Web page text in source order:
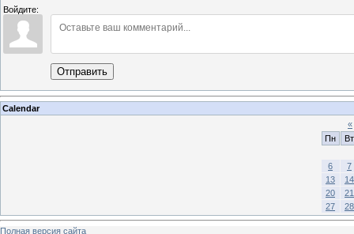
Войдите:
Отправить
Calendar
«
Пн
Вт
6
7
13
14
20
21
27
28
Полная версия сайта